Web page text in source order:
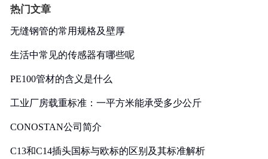
热门文章
无缝钢管的常用规格及壁厚
生活中常见的传感器有哪些呢
PE100管材的含义是什么
工业厂房载重标准：一平方米能承受多少公斤
CONOSTAN公司简介
C13和C14插头国标与欧标的区别及其标准解析